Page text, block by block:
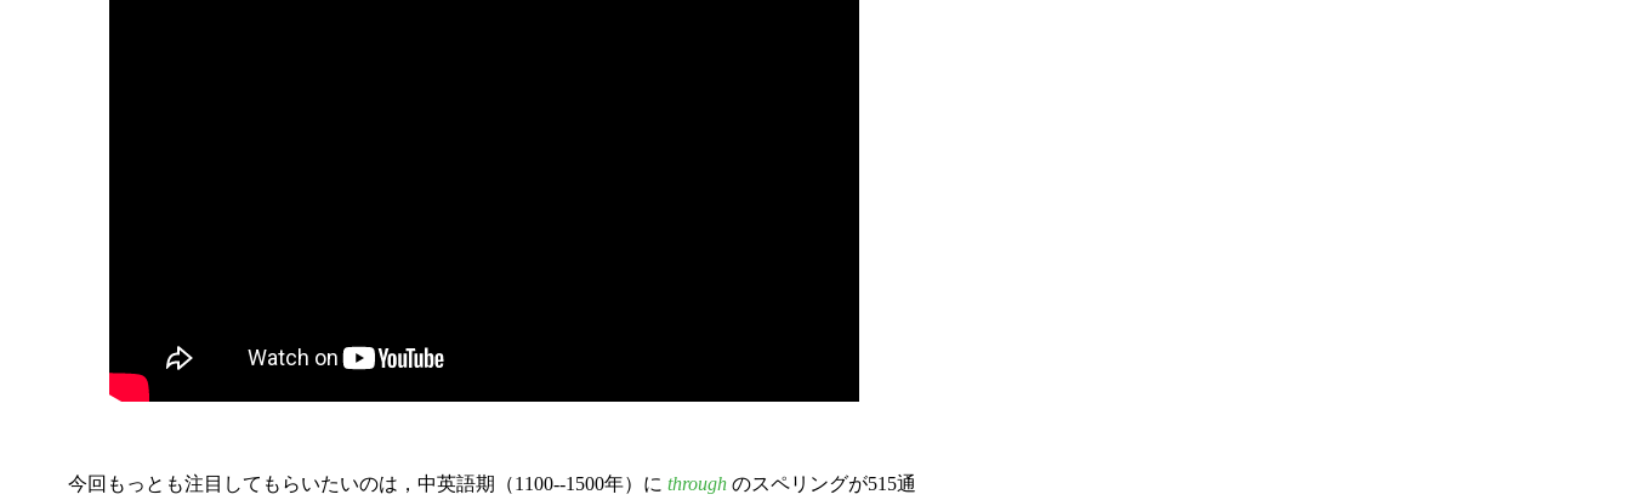
今回もっとも注目してもらいたいのは，中英語期（1100--1500年）に through のスペリングが515通